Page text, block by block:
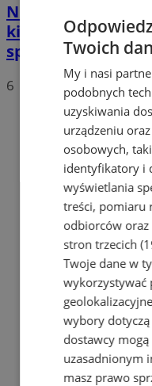
Nietypowa akcja
kierowca
spod wiaduktów
6
Twoich
My i nasi
podobnych
uzyskiwania
urządzeniu
osobowych,
identyfikatory i
wyświetlania
treści, pomiaru
odbiorców oraz
stron trzecich
Twoje dane w
wykorzystywać
wybory
dostawcy
uzasadnionym
masz prawo